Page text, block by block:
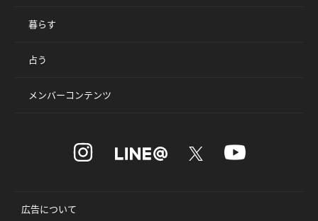
暮らす
占う
メンバーコンテンツ
広告について